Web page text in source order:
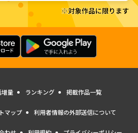
増量 ランキング 掲載作品一覧
マップ 利用者情報の外部送信について